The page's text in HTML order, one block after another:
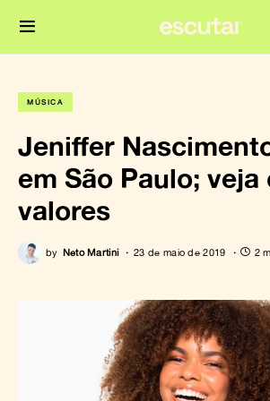
MÚSICA
Jeniffer
em São Paulo; veja
valores
by Neto Martini 23 de maio de 2019 2